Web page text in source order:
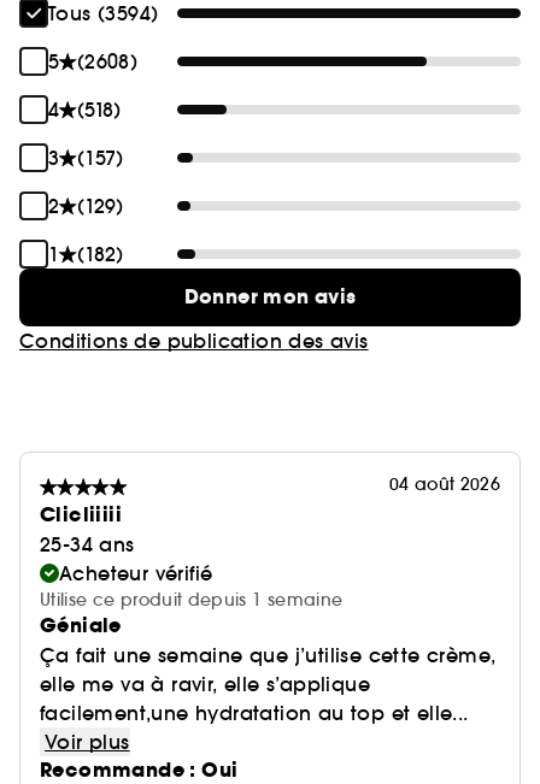
Tous (3594)
5
(2608)
4
(518)
3
(157)
2
(129)
1
(182)
Donner mon avis
Conditions de publication des avis
04 août 2026
Clicliiiii
25-34 ans
Acheteur vérifié
Utilise ce produit depuis 1 semaine
Géniale
Ça fait une semaine que j’utilise cette crème,
elle me va à ravir, elle s’applique
facilement,une hydratation au top et elle...
Voir plus
Recommande : Oui